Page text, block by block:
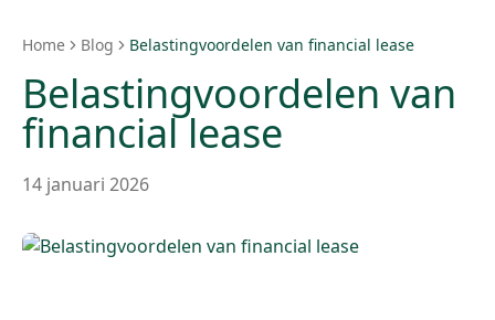
Home Blog Belastingvoordelen van financial lease
Belastingvoordelen van
financial lease
14 januari 2026